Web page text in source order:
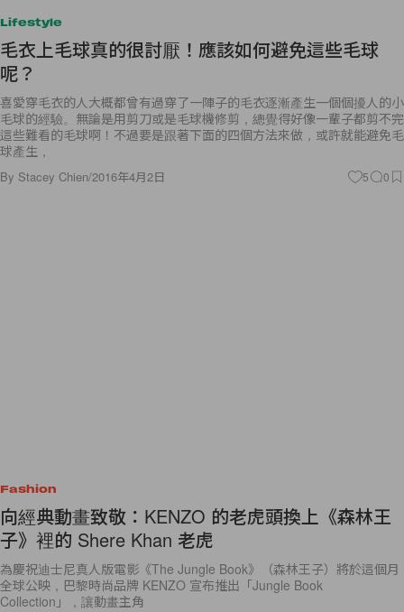
Lifestyle
毛衣上毛球真的很討厭！應該如何避免這些毛球
呢？
喜愛穿毛衣的人大概都曾有過穿了一陣子的毛衣逐漸產生一個個擾人的小
毛球的經驗。無論是用剪刀或是毛球機修剪，總覺得好像一輩子都剪不完
這些難看的毛球啊！不過要是跟著下面的四個方法來做，或許就能避免毛
球產生，
By Stacey Chien/2016年4月2日 5 0
Fashion
向經典動畫致敬：KENZO 的老虎頭換上《森林王
子》裡的 Shere Khan 老虎
為慶祝迪士尼真人版電影《The Jungle Book》（森林王子）將於這個月
全球公映，巴黎時尚品牌 KENZO 宣布推出「Jungle Book
Collection」，讓動畫主角